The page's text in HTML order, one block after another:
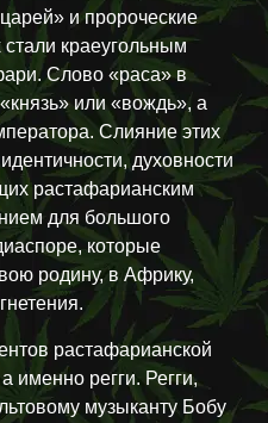
и пророческие
краеугольным
Слово «раса» в
или «вождь», а
Слияние этих
духовности
растафарианским
для большого
которые
родину, в Африку,
растафарианской
именно регги. Регги,
музыканту Бобу